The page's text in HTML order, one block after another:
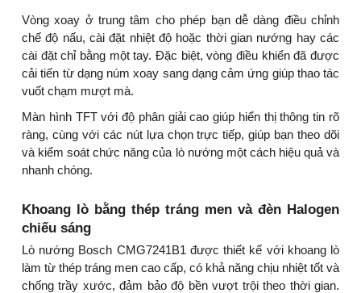
Vòng xoay ở trung tâm cho phép bạn dễ dàng điều chỉnh
chế độ nấu, cài đặt nhiệt độ hoặc thời gian nướng hay các
cài đặt chỉ bằng một tay. Đặc biệt, vòng điều khiển đã được
cải tiến từ dạng núm xoay sang dạng cảm ứng giúp thao tác
vuốt chạm mượt mà.
Màn hình TFT với độ phân giải cao giúp hiển thị thông tin rõ
ràng, cùng với các nút lựa chọn trực tiếp, giúp bạn theo dõi
và kiểm soát chức năng của lò nướng một cách hiệu quả và
nhanh chóng.
Khoang lò bằng thép tráng men và đèn Halogen
chiếu sáng
Lò nướng Bosch CMG7241B1 được thiết kế với khoang lò
làm từ thép tráng men cao cấp, có khả năng chịu nhiệt tốt và
chống trầy xước, đảm bảo độ bền vượt trội theo thời gian.